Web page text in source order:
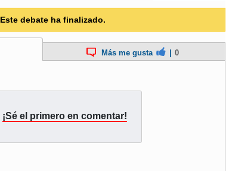
Este debate ha finalizado.
Más me gusta 0
¡Sé el primero en comentar!